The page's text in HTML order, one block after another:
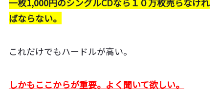
一枚1,000円のシングルCDなら１０万枚売らなけれ
ばならない。
これだけでもハードルが高い。
しかもここからが重要。よく聞いて欲しい。